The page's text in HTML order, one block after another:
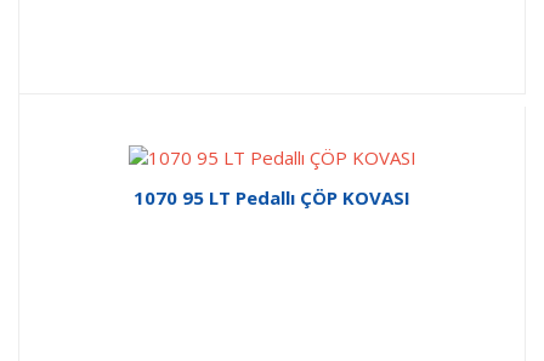
1070 95 LT Pedallı ÇÖP KOVASI